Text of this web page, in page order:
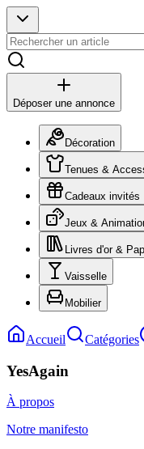
Déposer une annonce
Décoration
Tenues &
Cadeaux invités
Jeux &
Livres d'or &
Vaisselle
Mobilier
Accueil Catégories
YesAgain
À propos
Notre manifesto